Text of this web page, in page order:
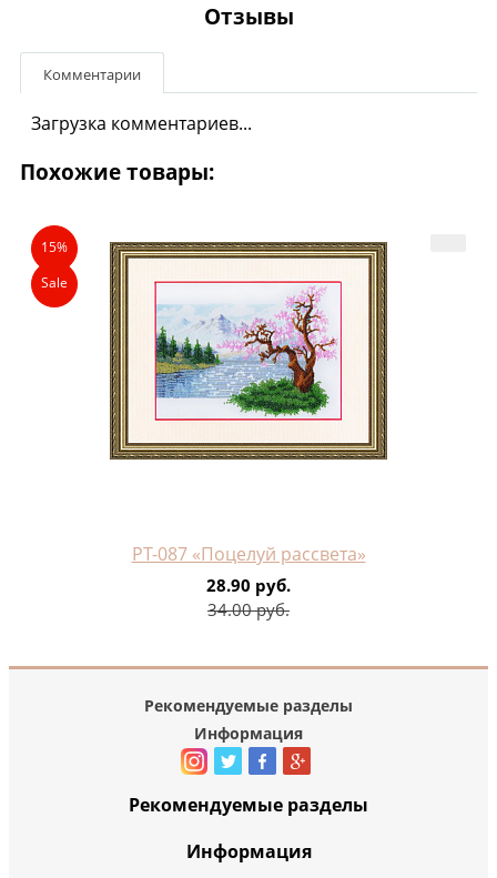
Отзывы
Комментарии
Загрузка комментариев...
Похожие товары:
15%
Sale
РТ-087 «Поцелуй рассвета»
28.90 руб.
34.00 руб.
Рекомендуемые разделы
Информация
Рекомендуемые разделы
Информация